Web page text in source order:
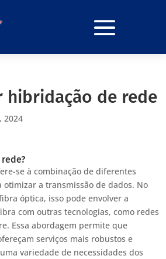
hibridação de rede
2024
se à combinação de diferentes
a transmissão de dados. No
óptica, isso pode envolver a
com outras tecnologias, como redes
Essa abordagem permite que
serviços mais robustos e
variedade de necessidades dos